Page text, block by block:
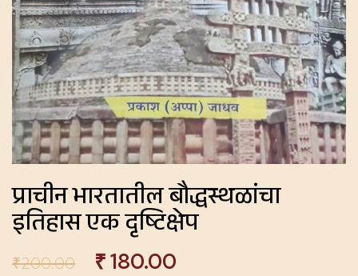
प्राचीन भारतातील बौद्धस्थळांचा
इतिहास एक दृष्टिक्षेप
₹200.00 ₹180.00